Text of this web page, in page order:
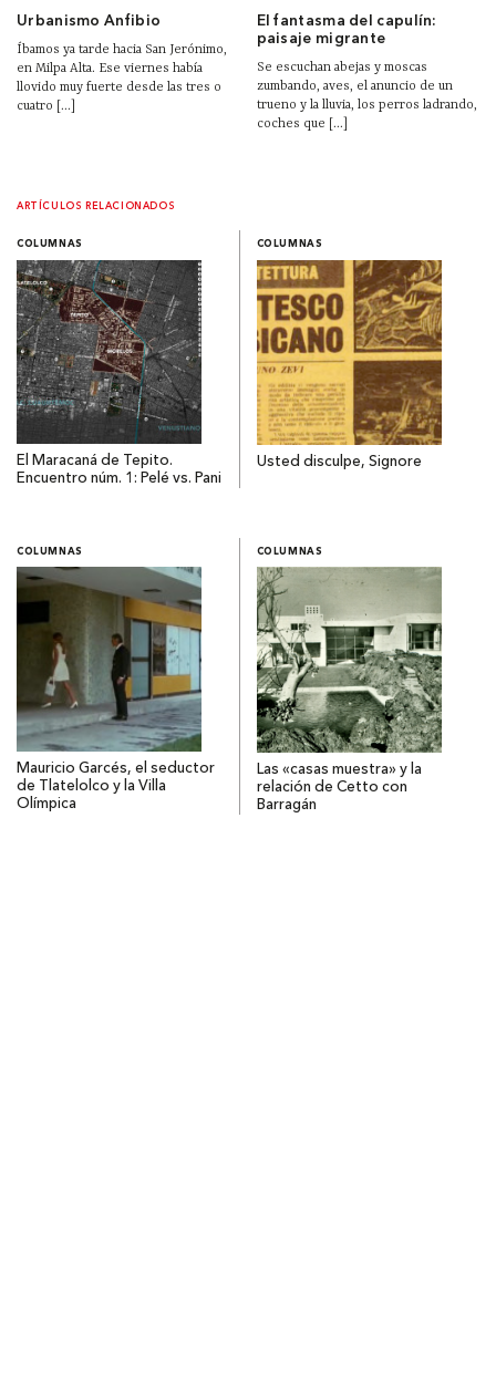
Urbanismo Anfibio
Íbamos ya tarde hacia San Jerónimo,
en Milpa Alta. Ese viernes había
llovido muy fuerte desde las tres o
cuatro [...]
El fantasma del capulín:
paisaje migrante
Se escuchan abejas y moscas
zumbando, aves, el anuncio de un
trueno y la lluvia, los perros ladrando,
coches que [...]
ARTÍCULOS RELACIONADOS
COLUMNAS
El Maracaná de Tepito.
Encuentro núm. 1: Pelé vs. Pani
COLUMNAS
Usted disculpe, Signore
COLUMNAS
Mauricio Garcés, el seductor
de Tlatelolco y la Villa
Olímpica
COLUMNAS
Las «casas muestra» y la
relación de Cetto con
Barragán